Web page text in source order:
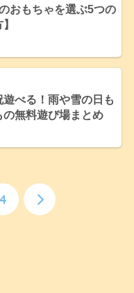
おもちゃを選ぶ5つの
遊べる！雨や雪の日も
無料遊び場まとめ
4